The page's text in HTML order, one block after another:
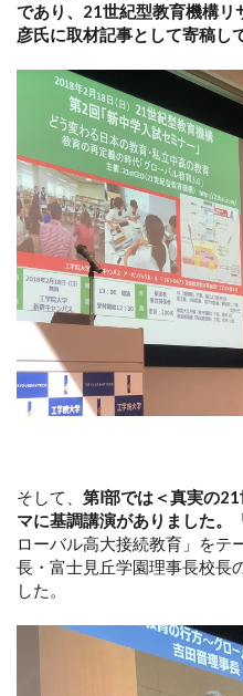
であり、21世紀型教育機構リ
彦氏に取材記事として寄稿し
そして、 第Ⅰ部では＜真実の
マに基調講演がありました。
ローバル高大接続教育」をテ
長・富士見丘学園理事長校長
した。